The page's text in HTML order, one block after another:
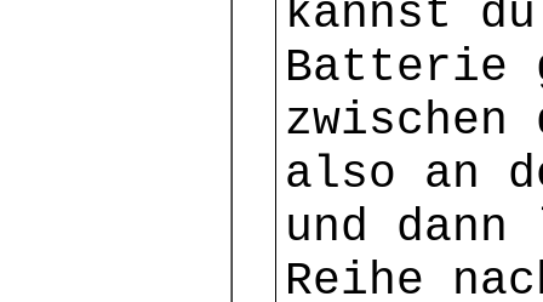
kannst
Batterie
zwischen
also an
und dann
Reihe